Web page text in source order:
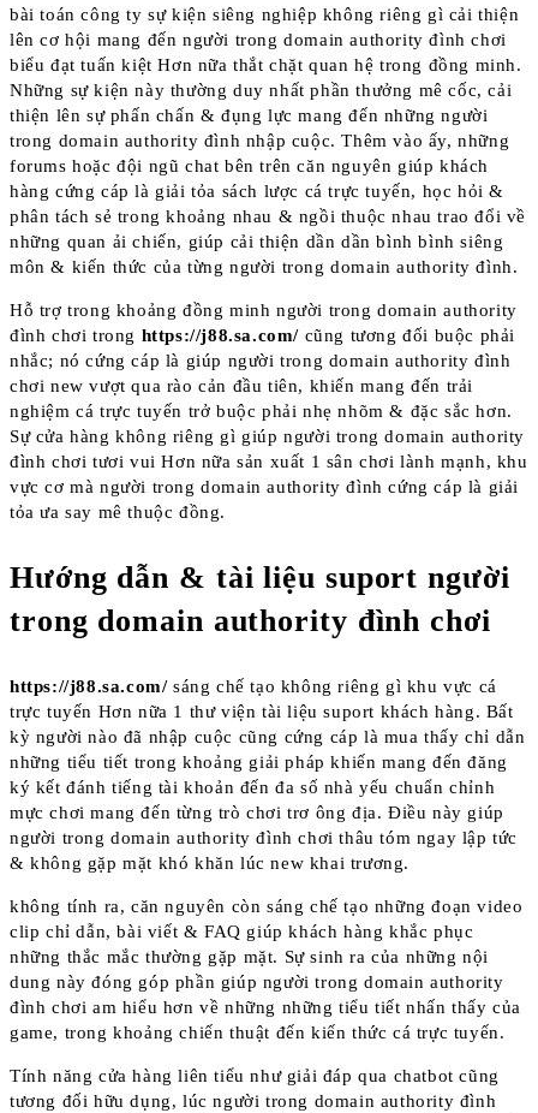
bài toán công ty sự kiện siêng nghiệp không riêng gì cải thiện
lên cơ hội mang đến người trong domain authority đình chơi
biểu đạt tuấn kiệt Hơn nữa thắt chặt quan hệ trong đồng minh.
Những sự kiện này thường duy nhất phần thưởng mê cốc, cải
thiện lên sự phấn chấn & đụng lực mang đến những người
trong domain authority đình nhập cuộc. Thêm vào ấy, những
forums hoặc đội ngũ chat bên trên căn nguyên giúp khách
hàng cứng cáp là giải tỏa sách lược cá trực tuyến, học hỏi &
phân tách sẻ trong khoảng nhau & ngồi thuộc nhau trao đổi về
những quan ải chiến, giúp cải thiện dần dần bình bình siêng
môn & kiến thức của từng người trong domain authority đình.
Hỗ trợ trong khoảng đồng minh người trong domain authority
đình chơi trong https://j88.sa.com/ cũng tương đối buộc phải
nhắc; nó cứng cáp là giúp người trong domain authority đình
chơi new vượt qua rào cản đầu tiên, khiến mang đến trải
nghiệm cá trực tuyến trở buộc phải nhẹ nhõm & đặc sắc hơn.
Sự cửa hàng không riêng gì giúp người trong domain authority
đình chơi tươi vui Hơn nữa sản xuất 1 sân chơi lành mạnh, khu
vực cơ mà người trong domain authority đình cứng cáp là giải
tỏa ưa say mê thuộc đồng.
Hướng dẫn & tài liệu suport người
trong domain authority đình chơi
https://j88.sa.com/sáng chế tạo không riêng gì khu vực cá
trực tuyến Hơn nữa 1 thư viện tài liệu suport khách hàng. Bất
kỳ người nào đã nhập cuộc cũng cứng cáp là mua thấy chỉ dẫn
những tiểu tiết trong khoảng giải pháp khiến mang đến đăng
ký kết đánh tiếng tài khoản đến đa số nhà yếu chuẩn chỉnh
mực chơi mang đến từng trò chơi trơ ông địa. Điều này giúp
người trong domain authority đình chơi thâu tóm ngay lập tức
& không gặp mặt khó khăn lúc new khai trương.
không tính ra, căn nguyên còn sáng chế tạo những đoạn video
clip chỉ dẫn, bài viết & FAQ giúp khách hàng khắc phục
những thắc mắc thường gặp mặt. Sự sinh ra của những nội
dung này đóng góp phần giúp người trong domain authority
đình chơi am hiểu hơn về những những tiểu tiết nhấn thấy của
game, trong khoảng chiến thuật đến kiến thức cá trực tuyến.
Tính năng cửa hàng liên tiểu như giải đáp qua chatbot cũng
tương đối hữu dụng, lúc người trong domain authority đình